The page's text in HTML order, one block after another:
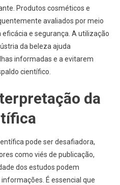
Produtos cosméticos e
avaliados por meio
e segurança. A utilização
da beleza ajuda
informadas e a evitarem
científico.
da
pode ser desafiadora,
como viés de publicação,
dos estudos podem
É essencial que